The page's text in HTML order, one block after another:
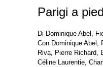
Parigi a
Di Dominique Abel,
Con Dominique Abel,
Riva, Pierre Richard,
Céline Laurentie,